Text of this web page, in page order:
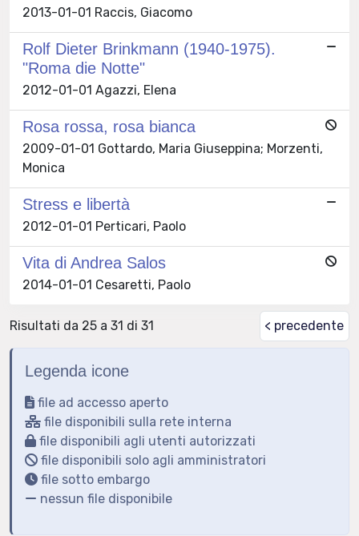
2013-01-01 Raccis, Giacomo
Rolf Dieter Brinkmann (1940-1975).
"Roma die Notte"
2012-01-01 Agazzi, Elena
Rosa rossa, rosa bianca
2009-01-01 Gottardo, Maria Giuseppina; Morzenti,
Monica
Stress e libertà
2012-01-01 Perticari, Paolo
Vita di Andrea Salos
2014-01-01 Cesaretti, Paolo
Risultati da 25 a 31 di 31 < precedente
Legenda icone
file ad accesso aperto
file disponibili sulla rete interna
file disponibili agli utenti autorizzati
file disponibili solo agli amministratori
file sotto embargo
nessun file disponibile